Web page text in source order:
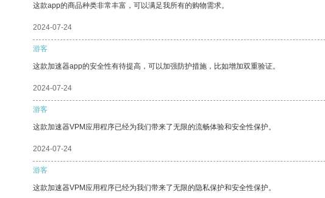
这款app的商品种类非常丰富，可以满足我所有的购物需求。
2024-07-24
游客
这款加速器app的安全性有待提高，可以加强防护措施，比如增加双重验证。
2024-07-24
游客
这款加速器VPM应用程序已经为我们带来了无限的流畅体验和安全性保护。
2024-07-24
游客
这款加速器VPM应用程序已经为我们带来了无限的隐私保护和安全性保护。